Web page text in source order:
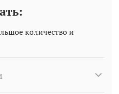
количество и